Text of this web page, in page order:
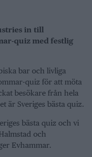
in till
quiz med festlig
bar och livliga
quiz för att möta
besökare från hela
är Sveriges bästa quiz.
bästa quiz och vi
och
Evhammar.